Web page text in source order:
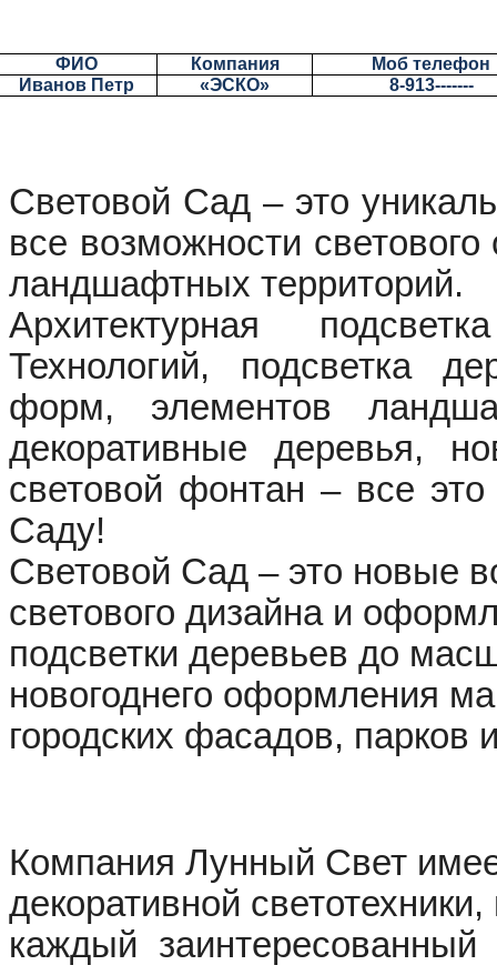
ФИО Компания
Моб телефон
Иванов Петр
«ЭСКО» 8-913-------
Световой Сад – это
все возможности
ландшафтных территорий.
Архитектурная подсветка
Технологий,
подсветка
форм,
элементов
декоративные деревья,
световой фонтан – все
Саду!
Световой Сад – это новые
светового дизайна и
подсветки деревьев до
новогоднего оформления
городских фасадов, парков
Компания Лунный Свет
декоративной
каждый заинтересованный